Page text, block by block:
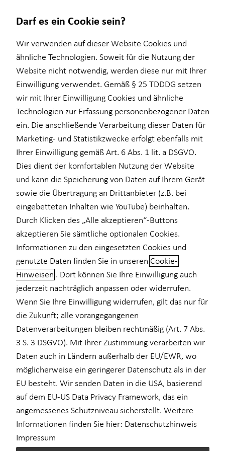
Über HORBACH
Kundenportal
Ganzheitliche Beratung
Schnelle und einfache Hilfe im
Schadensfall
Schließlich ist etwas passiert. Und als ob das nicht schon genug
Ärgernis bedeutet, folgt daraufhin die oftmals zeitintensive
Kommunikation mit der Versicherung. Mit unserem
Schadensmanagement läuft es jetzt anders!
Denn wir bieten Ihnen:
Einen digitalen Service, der Ihnen täglich rund um die Uhr
zur Verfügung steht.
Eine schnelle und unkomplizierte Hilfe.
Unsere zuverlässige Unterstützung – von der
Darf es ein Cookie sein?
Wir verwenden auf dieser Website Cookies und
ähnliche Technologien. Soweit für die Nutzung der
Website nicht notwendig, werden diese nur mit Ihrer
Einwilligung verwendet. Gemäß § 25 TDDDG setzen
wir mit Ihrer Einwilligung Cookies und ähnliche
Technologien zur Erfassung personenbezogener Daten
ein. Die anschließende Verarbeitung dieser Daten für
Marketing- und Statistikzwecke erfolgt ebenfalls mit
Ihrer Einwilligung gemäß Art. 6 Abs. 1 lit. a DSGVO.
Dies dient der komfortablen Nutzung der Website
und kann die Speicherung von Daten auf Ihrem Gerät
sowie die Übertragung an Drittanbieter (z.B. bei
eingebetteten Inhalten wie YouTube) beinhalten.
Durch Klicken des „Alle akzeptieren“-Buttons
akzeptieren Sie sämtliche optionalen Cookies.
Informationen zu den eingesetzten Cookies und
genutzte Daten finden Sie in unseren Cookie-
Hinweisen . Dort können Sie Ihre Einwilligung auch
jederzeit nachträglich anpassen oder widerrufen.
Wenn Sie Ihre Einwilligung widerrufen, gilt das nur für
die Zukunft; alle vorangegangenen
Datenverarbeitungen bleiben rechtmäßig (Art. 7 Abs.
3 S. 3 DSGVO). Mit Ihrer Zustimmung verarbeiten wir
Daten auch in Ländern außerhalb der EU/EWR, wo
möglicherweise ein geringerer Datenschutz als in der
EU besteht. Wir senden Daten in die USA, basierend
auf dem EU-US Data Privacy Framework, das ein
angemessenes Schutzniveau sicherstellt. Weitere
Informationen finden Sie hier: Datenschutzhinweis
Impressum